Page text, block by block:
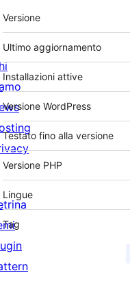
Meta
Versione
Ultimo aggiornamento
Installazioni attive
Versione WordPress
Testato fino alla versione
Versione PHP
Lingue
Tag